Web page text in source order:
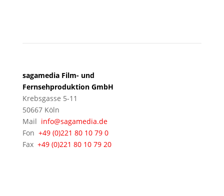
sagamedia Film- und
Fernsehproduktion GmbH
Krebsgasse 5-11
50667 Köln
Mail info@sagamedia.de
Fon +49 (0)221 80 10 79 0
Fax +49 (0)221 80 10 79 20